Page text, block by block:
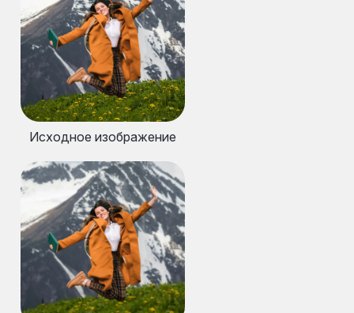
Исходное изображение